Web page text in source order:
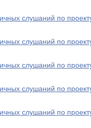
слушаний по
слушаний по
слушаний по
слушаний по
слушаний по